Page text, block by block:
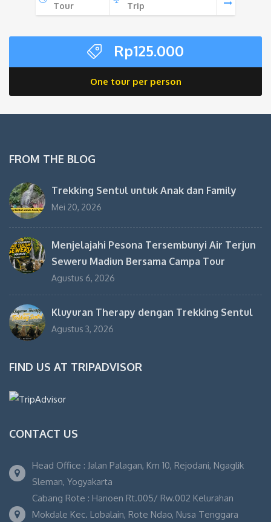
Tour
Trip
Rp125.000
One tour per person
FROM THE BLOG
Trekking Sentul untuk Anak dan Family
Mei 20, 2026
Menjelajahi Pesona Tersembunyi Air Terjun
Seweru Madiun Bersama Campa Tour
Agustus 6, 2026
Kluyuran Therapy dengan Trekking Sentul
Agustus 3, 2026
FIND US AT TRIPADVISOR
CONTACT US
Head Office : Jalan Palagan, Km 10, Rejodani, Ngaglik
Sleman, Yogyakarta
Cabang Rote : Hanoen Rt.005/ Rw.002 Kelurahan
Mokdale Kec. Lobalain, Rote Ndao, Nusa Tenggara